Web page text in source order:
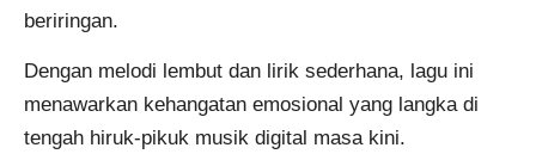
beriringan.
Dengan melodi lembut dan lirik sederhana, lagu ini
menawarkan kehangatan emosional yang langka di
tengah hiruk-pikuk musik digital masa kini.